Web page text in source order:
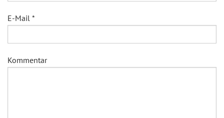
E-Mail *
Kommentar